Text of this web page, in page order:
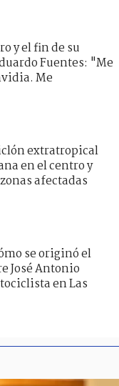
y el fin de su
Fuentes: "Me
Me
extratropical
en el centro y
afectadas
se originó el
José Antonio
en Las